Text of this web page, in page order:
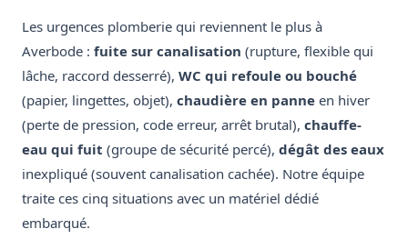
Les urgences plomberie qui reviennent le plus à
Averbode : fuite sur canalisation (rupture, flexible qui
lâche, raccord desserré), WC qui refoule ou bouché
(papier, lingettes, objet), chaudière en panne en hiver
(perte de pression, code erreur, arrêt brutal), chauffe-
eau qui fuit (groupe de sécurité percé), dégât des eaux
inexpliqué (souvent canalisation cachée). Notre équipe
traite ces cinq situations avec un matériel dédié
embarqué.